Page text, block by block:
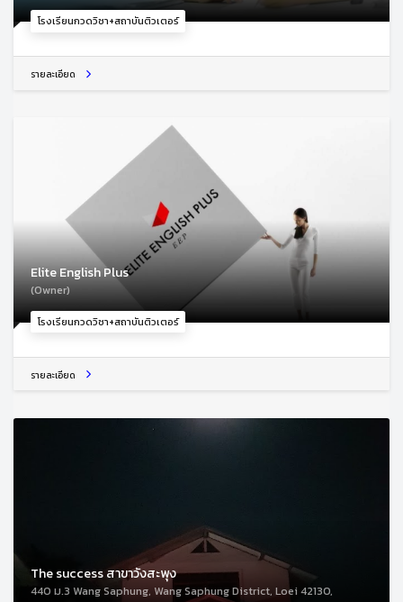
โรงเรียนกวดวิชา+สถาบันติวเตอร์
รายละเอียด
โรงเรียนกวดวิชา+สถาบันติวเตอร์
Elite English Plus
(Owner)
รายละเอียด
The success สาขาวังสะพุง
440 ม.3 Wang Saphung, Wang Saphung District, Loei 42130,